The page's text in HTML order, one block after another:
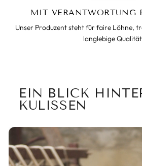
MIT VERANTWORTUNG
Unser Produzent steht für faire Löhne,
langlebige
EIN BLICK
KULISSEN